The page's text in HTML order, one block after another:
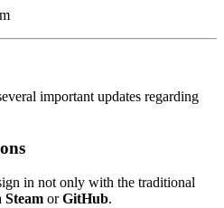
important updates regarding
in not only with the traditional
Steam orGitHub.